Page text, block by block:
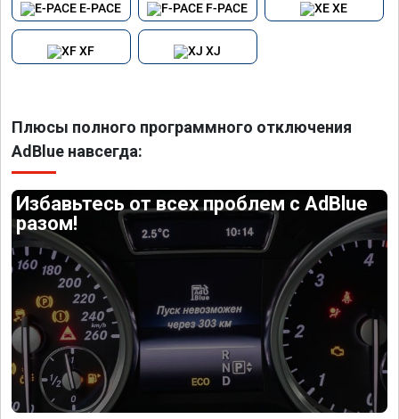
E-PACE F-PACE XE
XF XJ
Плюсы полного программного отключения
AdBlue навсегда:
Избавьтесь от всех проблем с AdBlue
разом!